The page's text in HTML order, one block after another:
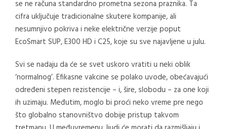
se ne računa standardno prometna sezona praznika. Ta
cifra uključuje tradicionalne skutere kompanije, ali
nesumnjivo pokriva i neke električne verzije poput
EcoSmart SUP, E300 HD i C25, koje su sve najavljene u julu.
Svi se nadaju da će se svet uskoro vratiti u neki oblik
‘normalnog’. Efikasne vakcine se polako uvode, obećavajući
određeni stepen rezistencije – i, šire, slobodu – za one koji
ih uzimaju. Međutim, moglo bi proći neko vreme pre nego
što globalno stanovništvo dobije pristup takvom